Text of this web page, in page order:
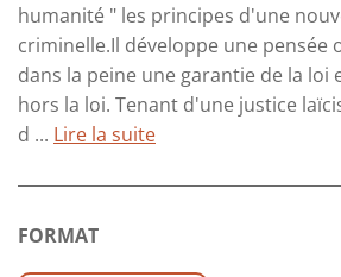
humanité " les principes d'une
criminelle.Il développe une pensée
dans la peine une garantie de la loi
hors la loi. Tenant d'une justice
d ... Lire la suite
FORMAT